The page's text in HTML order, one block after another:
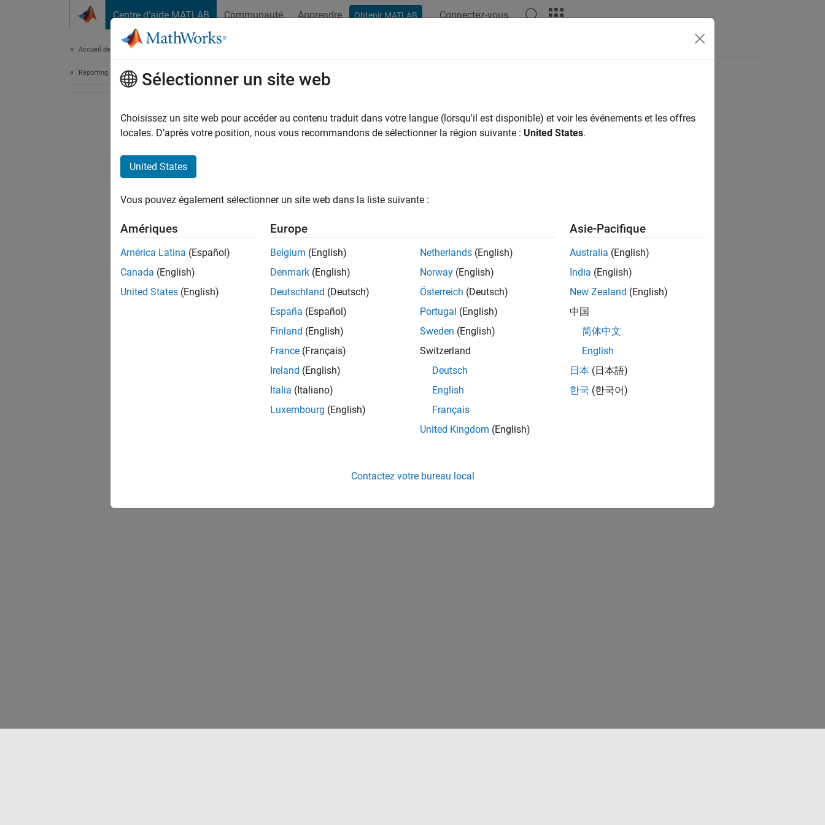
Centre d’aide MATLAB Communauté Apprendre Obtenir MATLAB Connectez-vous
Accueil de la documentation
Reporting and Database Access
How useful was this information?
Sélectionner un site web
Choisissez un site web pour accéder au contenu traduit dans votre langue (lorsqu'il est disponible) et voir les événements et les offres
locales. D’après votre position, nous vous recommandons de sélectionner la région suivante : United States.
United States
Vous pouvez également sélectionner un site web dans la liste suivante :
Amériques
América Latina (Español)
Canada (English)
United States (English)
Europe
Belgium (English)
Denmark (English)
Deutschland (Deutsch)
España (Español)
Finland (English)
France (Français)
Ireland (English)
Italia (Italiano)
Luxembourg (English)
Netherlands (English)
Norway (English)
Österreich (Deutsch)
Portugal (English)
Sweden (English)
Switzerland
Deutsch
English
Français
United Kingdom (English)
Asie-Pacifique
Australia (English)
India (English)
New Zealand (English)
中国
简体中文
English
日本 (日本語)
한국 (한국어)
Contactez votre bureau local